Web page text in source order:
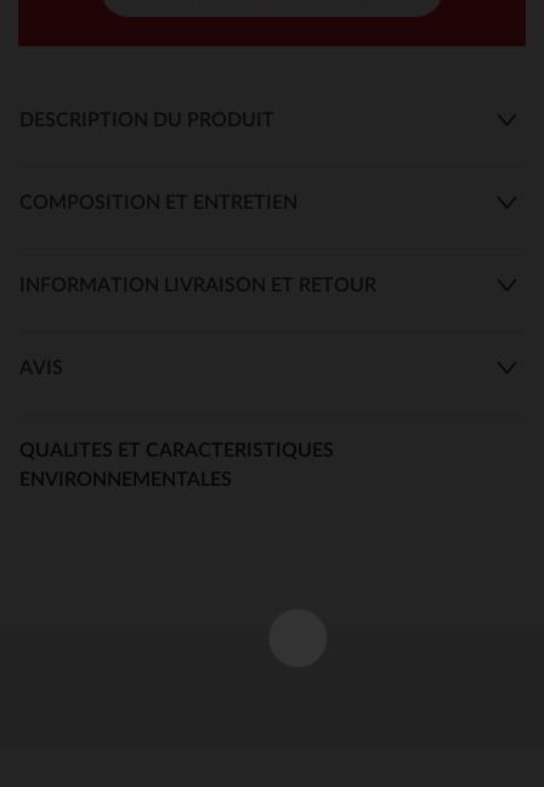
DESCRIPTION DU PRODUIT
COMPOSITION ET ENTRETIEN
INFORMATION LIVRAISON ET RETOUR
AVIS
QUALITES ET CARACTERISTIQUES
ENVIRONNEMENTALES